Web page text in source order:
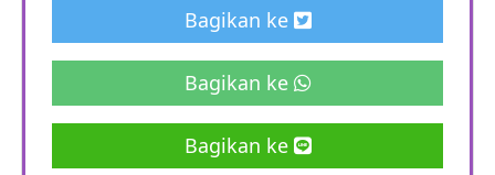
Bagikan ke
Bagikan ke
Bagikan ke